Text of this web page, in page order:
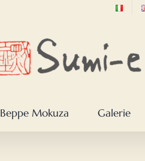
Beppe Mokuza Galerie